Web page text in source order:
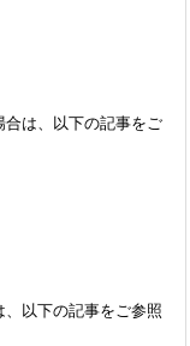
は、以下の記事をご
以下の記事をご参照